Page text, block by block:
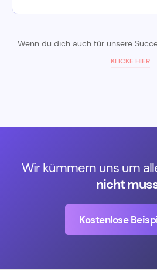
Wenn du dich auch für unsere
KLICKE HIER.
Wir kümmern uns um
nicht
Kostenlose